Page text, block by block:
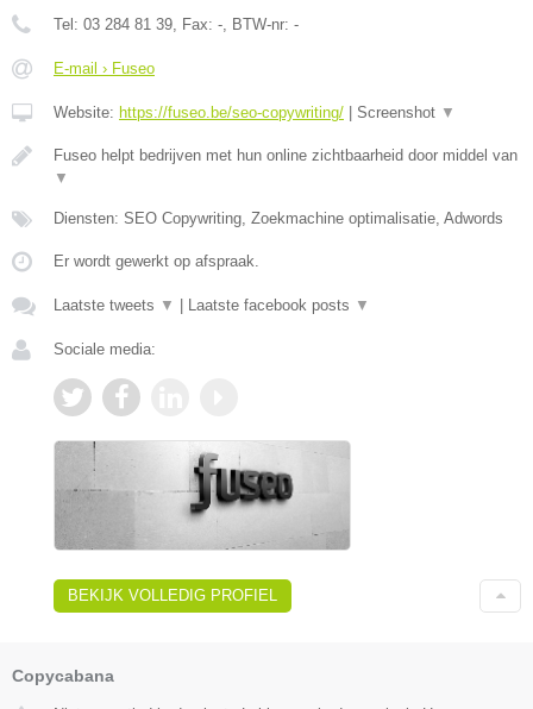
Tel: 03 284 81 39 , Fax: - , BTW-nr: -
E-mail › Fuseo
Website: https://fuseo.be/seo-copywriting/ Screenshot ▼
Fuseo helpt bedrijven met hun online zichtbaarheid door middel van
▼
Diensten: SEO Copywriting, Zoekmachine optimalisatie, Adwords
Er wordt gewerkt op afspraak.
Laatste tweets ▼ Laatste facebook posts ▼
Sociale media:
BEKIJK VOLLEDIG PROFIEL
Copycabana